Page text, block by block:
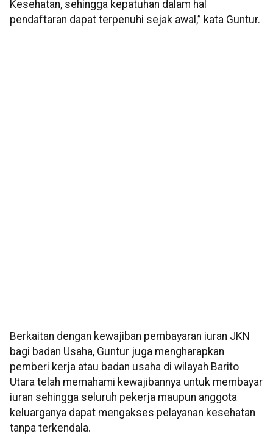
Kesehatan, sehingga kepatuhan dalam hal
pendaftaran dapat terpenuhi sejak awal,” kata Guntur.
Berkaitan dengan kewajiban pembayaran iuran JKN
bagi badan Usaha, Guntur juga mengharapkan
pemberi kerja atau badan usaha di wilayah Barito
Utara telah memahami kewajibannya untuk membayar
iuran sehingga seluruh pekerja maupun anggota
keluarganya dapat mengakses pelayanan kesehatan
tanpa terkendala.